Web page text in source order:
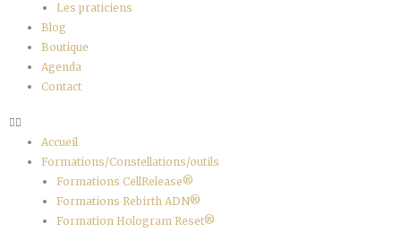
Les praticiens
Blog
Boutique
Agenda
Contact
Accueil
Formations/Constellations/outils
Formations CellRelease®
Formations Rebirth ADN®
Formation Hologram Reset®